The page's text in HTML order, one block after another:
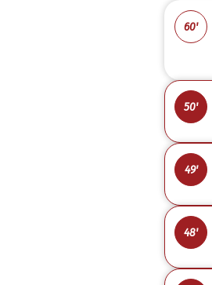
60'
50'
49'
48'